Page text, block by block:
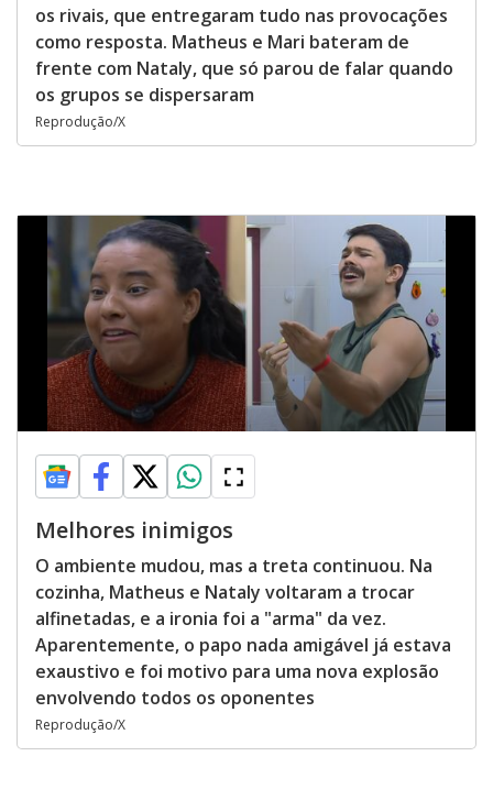
os rivais, que entregaram tudo nas provocações
como resposta. Matheus e Mari bateram de
frente com Nataly, que só parou de falar quando
os grupos se dispersaram
Reprodução/X
Melhores inimigos
O ambiente mudou, mas a treta continuou. Na
cozinha, Matheus e Nataly voltaram a trocar
alfinetadas, e a ironia foi a "arma" da vez.
Aparentemente, o papo nada amigável já estava
exaustivo e foi motivo para uma nova explosão
envolvendo todos os oponentes
Reprodução/X